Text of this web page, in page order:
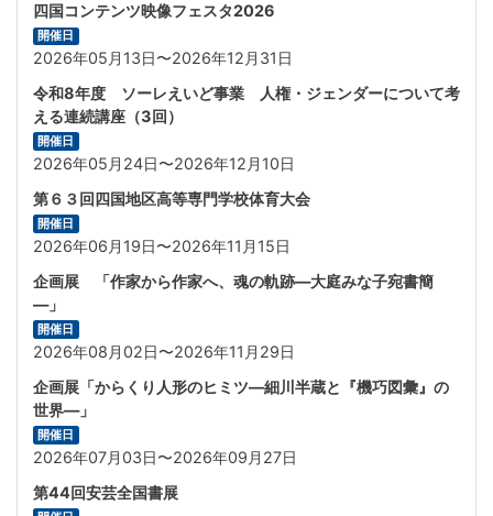
四国コンテンツ映像フェスタ2026
開催日
2026年05月13日〜2026年12月31日
令和8年度 ソーレえいど事業 人権・ジェンダーについて考
える連続講座（3回）
開催日
2026年05月24日〜2026年12月10日
第６３回四国地区高等専門学校体育大会
開催日
2026年06月19日〜2026年11月15日
企画展 「作家から作家へ、魂の軌跡―大庭みな子宛書簡
―」
開催日
2026年08月02日〜2026年11月29日
企画展「からくり人形のヒミツ—細川半蔵と『機巧図彙』の
世界―」
開催日
2026年07月03日〜2026年09月27日
第44回安芸全国書展